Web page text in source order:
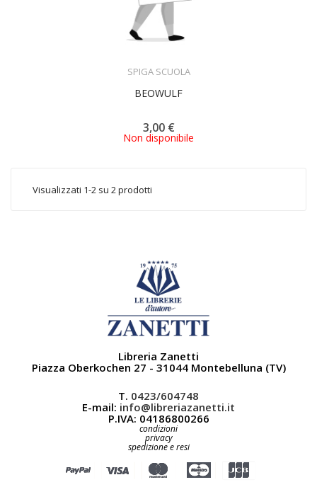
SPIGA SCUOLA
BEOWULF
3,00 €
Non disponibile
Visualizzati 1-2 su 2 prodotti
Libreria Zanetti
Piazza Oberkochen 27 - 31044 Montebelluna (TV)
T. 0423/604748
E-mail: info@libreriazanetti.it
P.IVA: 04186800266
condizioni
privacy
spedizione e resi